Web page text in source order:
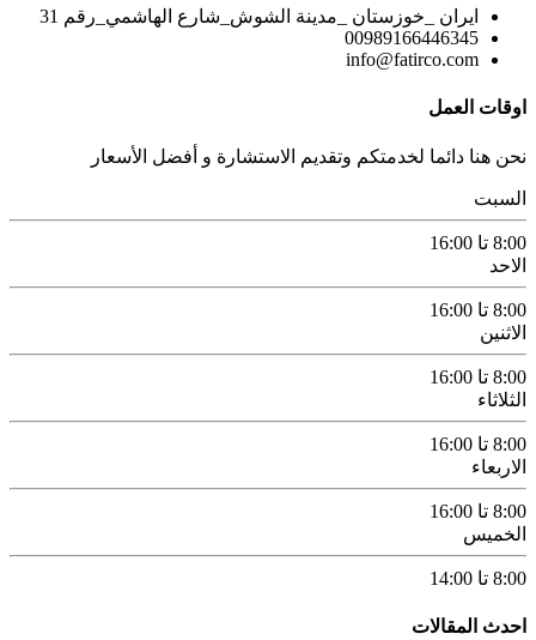
ایران _خوزستان _مدينة الشوش_شارع الهاشمي_رقم 31
00989166446345
info@fatirco.com
اوقات العمل
نحن هنا دائما لخدمتكم وتقديم الاستشارة و أفضل الأسعار
السبت
8:00 تا 16:00
الاحد
8:00 تا 16:00
الاثنين
8:00 تا 16:00
الثلاثاء
8:00 تا 16:00
الاربعاء
8:00 تا 16:00
الخميس
8:00 تا 14:00
احدث المقالات